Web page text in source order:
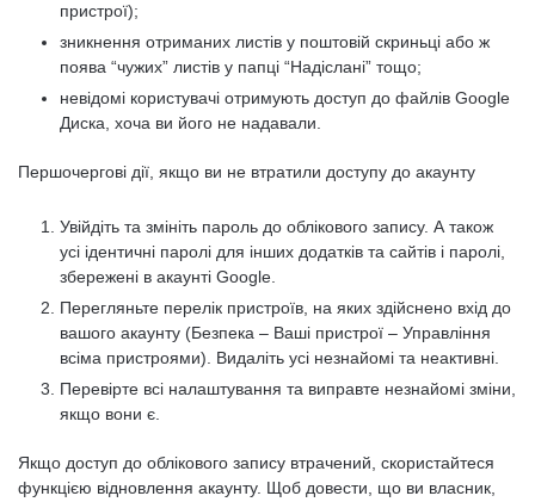
пристрої);
зникнення отриманих листів у поштовій скриньці або ж
поява “чужих” листів у папці “Надіслані” тощо;
невідомі користувачі отримують доступ до файлів Google
Диска, хоча ви його не надавали.
Першочергові дії, якщо ви не втратили доступу до акаунту
Увійдіть та змініть пароль до облікового запису. А також
усі ідентичні паролі для інших додатків та сайтів і паролі,
збережені в акаунті Google.
Перегляньте перелік пристроїв, на яких здійснено вхід до
вашого акаунту (Безпека – Ваші пристрої – Управління
всіма пристроями). Видаліть усі незнайомі та неактивні.
Перевірте всі налаштування та виправте незнайомі зміни,
якщо вони є.
Якщо доступ до облікового запису втрачений, скористайтеся
функцією відновлення акаунту. Щоб довести, що ви власник,